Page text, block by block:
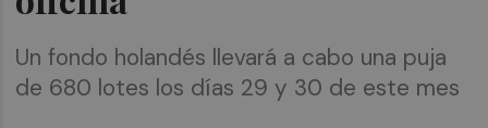
Un fondo holandés llevará a cabo una puja
de 680 lotes los días 29 y 30 de este mes